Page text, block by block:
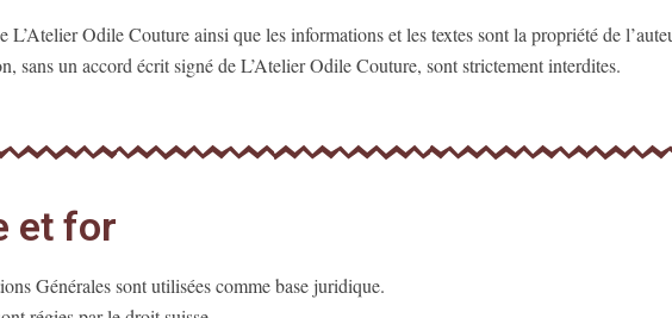
Odile Couture ainsi que les informations et les textes sont la propriété de
sans un accord écrit signé de L’Atelier Odile Couture, sont strictement interdites.
et for
Générales sont utilisées comme base juridique.